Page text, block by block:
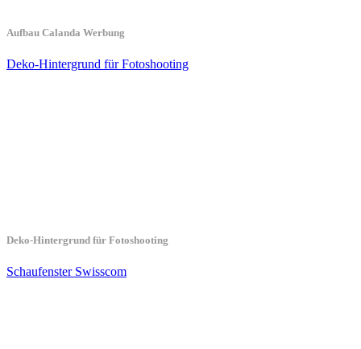
Aufbau Calanda Werbung
Deko-Hintergrund für Fotoshooting
Deko-Hintergrund für Fotoshooting
Schaufenster Swisscom